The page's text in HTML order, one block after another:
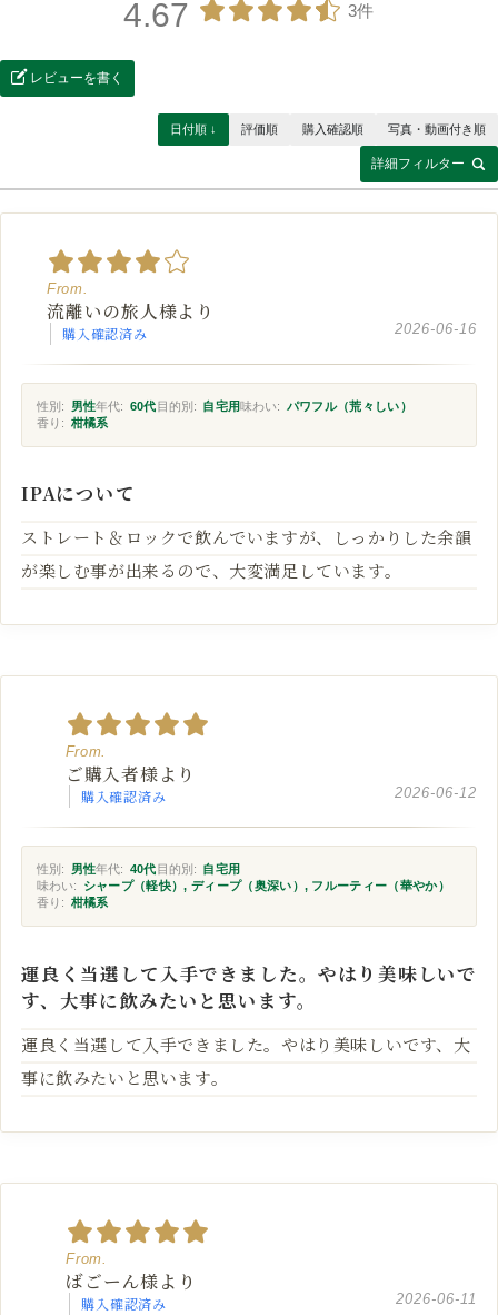
4.67 3件
レビューを書く
詳細フィルター
日付順 ↓ 評価順 購入確認順 写真・動画付き順
流離いの旅人様より
購入確認済み 2026-06-16
性別: 男性年代: 60代目的別: 自宅用味わい: パワフル（荒々しい）
香り: 柑橘系
IPAについて
ストレート＆ロックで飲んでいますが、しっかりした余韻
が楽しむ事が出来るので、大変満足しています。
ご購入者様より
購入確認済み 2026-06-12
性別: 男性年代: 40代 目的別: 自宅用
味わい:
シャープ（軽快）, ディープ（奥深い）, フルーティー（華やか）
香り: 柑橘系
運良く当選して入手できました。やはり美味しいで
す、大事に飲みたいと思います。
運良く当選して入手できました。やはり美味しいです、大
事に飲みたいと思います。
ばごーん様より
購入確認済み 2026-06-11